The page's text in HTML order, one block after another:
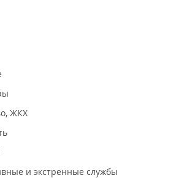
ЖКХ
и экстренные службы